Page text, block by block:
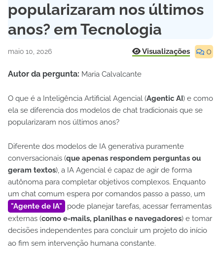
popularizaram nos últimos
anos? em Tecnologia
maio 10, 2026 Visualizações 0
Autor da pergunta: Maria Calvalcante
O que é a Inteligência Artificial Agencial (Agentic AI) e como
ela se diferencia dos modelos de chat tradicionais que se
popularizaram nos últimos anos?
Diferente dos modelos de IA generativa puramente
conversacionais (que apenas respondem perguntas ou
geram textos), a IA Agencial é capaz de agir de forma
autônoma para completar objetivos complexos. Enquanto
um chat comum espera por comandos passo a passo, um
Agente de IA
pode planejar tarefas, acessar ferramentas
externas (como e-mails, planilhas e navegadores) e tomar
decisões independentes para concluir um projeto do início
ao fim sem intervenção humana constante.